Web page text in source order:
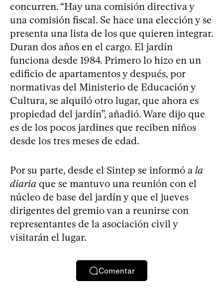
concurren. “Hay una comisión directiva y
una comisión fiscal. Se hace una elección y se
presenta una lista de los que quieren integrar.
Duran dos años en el cargo. El jardín
funciona desde 1984. Primero lo hizo en un
edificio de apartamentos y después, por
normativas del Ministerio de Educación y
Cultura, se alquiló otro lugar, que ahora es
propiedad del jardín”, añadió. Ware dijo que
es de los pocos jardines que reciben niños
desde los tres meses de edad.
Por su parte, desde el Sintep se informó a la
diaria que se mantuvo una reunión con el
núcleo de base del jardín y que el jueves
dirigentes del gremio van a reunirse con
representantes de la asociación civil y
visitarán el lugar.
Comentar